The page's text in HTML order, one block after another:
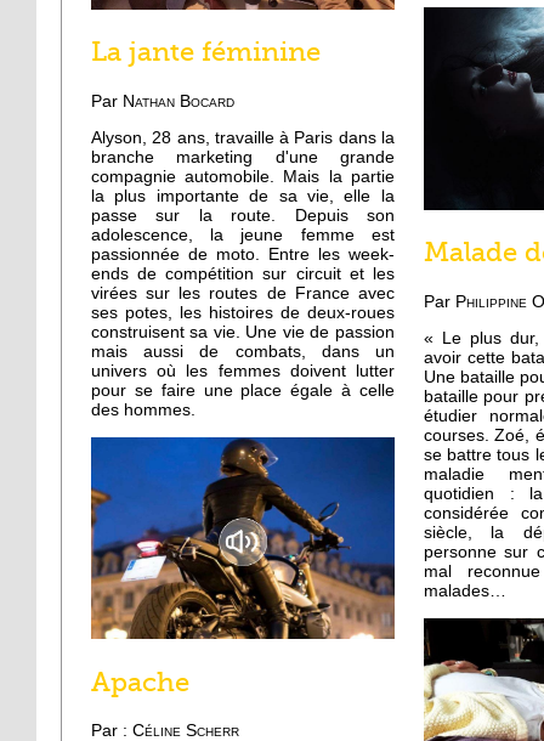
La jante féminine
Par Nathan Bocard
Alyson, 28 ans, travaille à Paris dans la
branche marketing d'une grande
compagnie automobile. Mais la partie
la plus importante de sa vie, elle la
passe sur la route. Depuis son
adolescence, la jeune femme est
passionnée de moto. Entre les week-
ends de compétition sur circuit et les
virées sur les routes de France avec
ses potes, les histoires de deux-roues
construisent sa vie. Une vie de passion
mais aussi de combats, dans un
univers où les femmes doivent lutter
pour se faire une place égale à celle
des hommes.
Apache
Par : Céline Scherr
Malade
Par Philippine
« Le plus dur,
avoir cette
Une bataille
bataille pour
étudier
courses. Zoé,
se battre tous
maladie
quotidien : la
considérée
siècle, la
personne sur
mal
malades…